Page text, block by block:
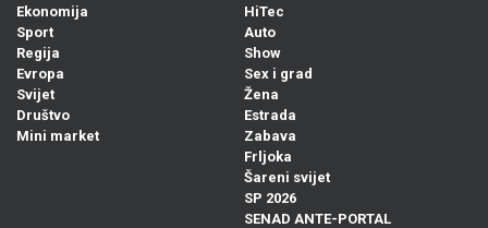
Ekonomija
Sport
Regija
Evropa
Svijet
Društvo
Mini market
HiTec
Auto
Show
Sex i grad
Žena
Estrada
Zabava
Frljoka
Šareni svijet
SP 2026
SENAD ANTE-PORTAL